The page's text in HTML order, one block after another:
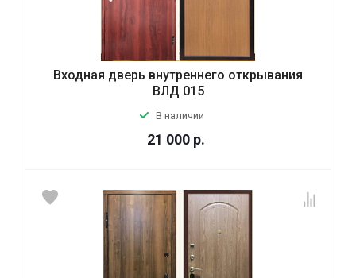
Входная дверь внутреннего открывания
ВЛД 015
В наличии
21 000 р.